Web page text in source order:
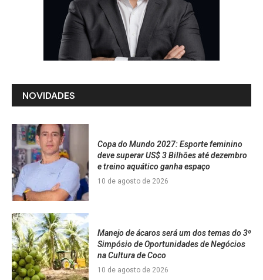
NOVIDADES
Copa do Mundo 2027: Esporte feminino
deve superar US$ 3 Bilhões até dezembro
e treino aquático ganha espaço
10 de agosto de 2026
Manejo de ácaros será um dos temas do 3⁰
Simpósio de Oportunidades de Negócios
na Cultura de Coco
10 de agosto de 2026